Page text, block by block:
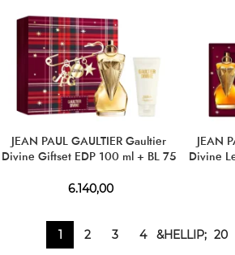
JEAN PAUL GAULTIER Gaultier
Divine Giftset EDP 100 ml + BL 75
6.140,00
JEAN
Divine
1 2 3 4 &HELLIP; 20